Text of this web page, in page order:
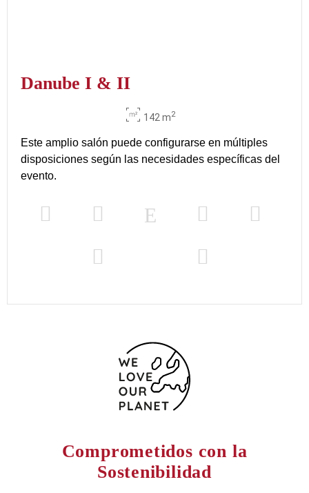
Danube I & II
142 m2
Este amplio salón puede configurarse en múltiples
disposiciones según las necesidades específicas del
evento.
Comprometidos con la
Sostenibilidad